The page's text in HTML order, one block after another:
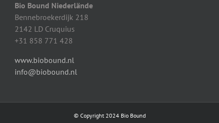
Bio Bound Niederlände
Bennebroekerdijk 218
2142 LD Cruquius
+31 858 771 428
www.biobound.nl
info@biobound.nl
© Copyright 2024 Bio Bound